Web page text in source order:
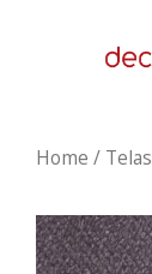
Home / Telas